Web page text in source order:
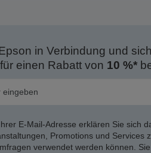
in Verbindung und
einen Rabatt von 10 %*
E-Mail-Adresse erklären Sie sich
Promotions und Services
verwendet werden können.